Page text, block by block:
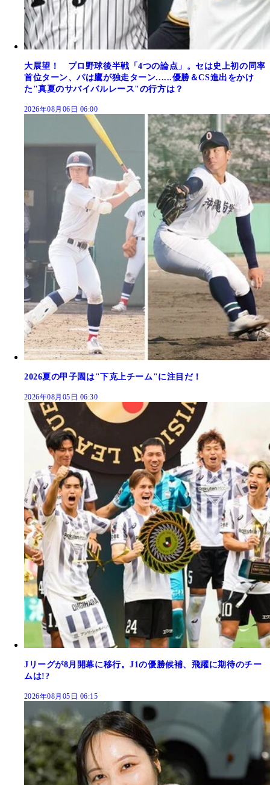
大展望！ プロ野球後半戦「4つの論点」。セは史上初の同率
首位ターン、パは鷹が独走ターン......優勝＆CS進出をかけ
た"真夏のサバイバルレース"の行方は？
2026年08月06日 06:00
2026夏の甲子園は"下克上チーム"に注目だ！
2026年08月05日 06:30
Jリーグが8月開幕に移行。J1の優勝候補、飛躍に期待のチー
ムは!?
2026年08月05日 06:15